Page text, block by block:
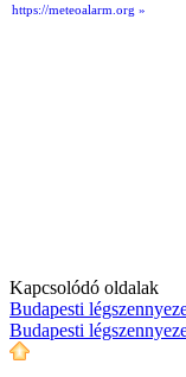
https://meteoalarm.org »
Kapcsolódó oldalak
Budapesti
Budapesti